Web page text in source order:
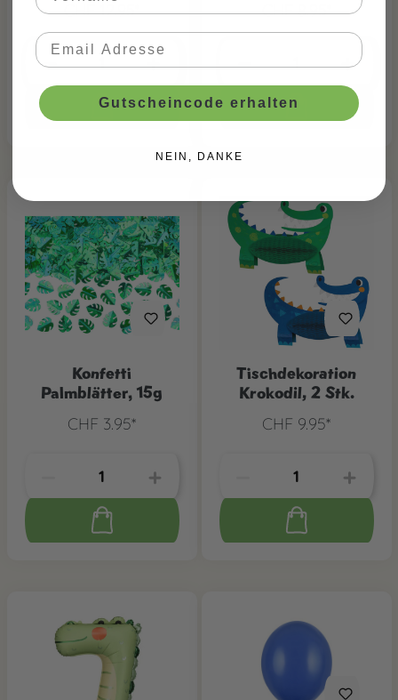
CHF 12.95* CHF 8.95*
Konfetti
Palmblätter, 15g
CHF 3.95*
Tischdekoration
Krokodil, 2 Stk.
CHF 9.95*
Gutscheincode erhalten
NEIN, DANKE